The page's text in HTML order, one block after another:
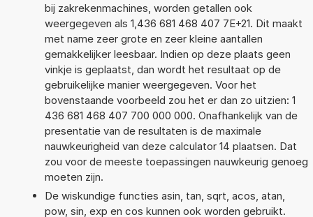
bij zakrekenmachines, worden getallen ook
weergegeven als 1,436 681 468 407 7E+21. Dit maakt
met name zeer grote en zeer kleine aantallen
gemakkelijker leesbaar. Indien op deze plaats geen
vinkje is geplaatst, dan wordt het resultaat op de
gebruikelijke manier weergegeven. Voor het
bovenstaande voorbeeld zou het er dan zo uitzien: 1
436 681 468 407 700 000 000. Onafhankelijk van de
presentatie van de resultaten is de maximale
nauwkeurigheid van deze calculator 14 plaatsen. Dat
zou voor de meeste toepassingen nauwkeurig genoeg
moeten zijn.
De wiskundige functies asin, tan, sqrt, acos, atan,
pow, sin, exp en cos kunnen ook worden gebruikt.